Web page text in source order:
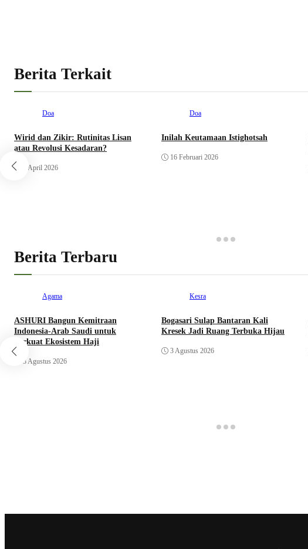
Berita Terkait
Doa
Wirid dan Zikir: Rutinitas Lisan
atau Revolusi Kesadaran?
6 April 2026
Doa
Inilah Keutamaan Istighotsah
16 Februari 2026
Berita Terbaru
Agama
ASHURI Bangun Kemitraan
Indonesia-Arab Saudi untuk
Perkuat Ekosistem Haji
3 Agustus 2026
Kesra
Bogasari Sulap Bantaran Kali
Kresek Jadi Ruang Terbuka Hijau
3 Agustus 2026